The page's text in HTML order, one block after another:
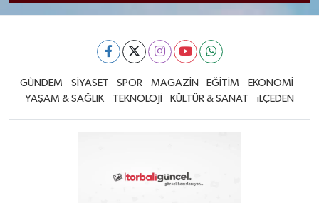
GÜNDEM SİYASET SPOR MAGAZİN EĞİTİM
EKONOMİ
YAŞAM & SAĞLIK
TEKNOLOJİ KÜLTÜR & SANAT iLÇEDEN